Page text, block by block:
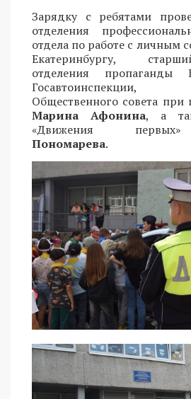
Зарядку с ребятами
отделения
отдела по работе с личным
Екатеринбургу,
отделения пропаганды
Госавтоинспекции,
Общественного совета
Марина Афонина, а
«Движения
Пономарева.